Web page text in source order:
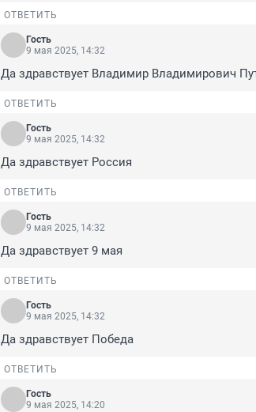
ОТВЕТИТЬ
Гость
9 мая 2025, 14:32
Да здравствует Владимир Владимирович
ОТВЕТИТЬ
Гость
9 мая 2025, 14:32
Да здравствует Россия
ОТВЕТИТЬ
Гость
9 мая 2025, 14:32
Да здравствует 9 мая
ОТВЕТИТЬ
Гость
9 мая 2025, 14:32
Да здравствует Победа
ОТВЕТИТЬ
Гость
9 мая 2025, 14:20